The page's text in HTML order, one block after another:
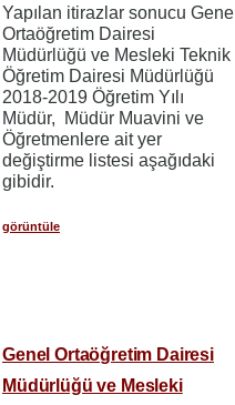
Yapılan itirazlar sonucu Genel
Ortaöğretim Dairesi
Müdürlüğü ve Mesleki Teknik
Öğretim Dairesi Müdürlüğü
2018-2019 Öğretim Yılı
Müdür, Müdür Muavini ve
Öğretmenlere ait yer
değiştirme listesi aşağıdaki
gibidir.
görüntüle
Genel Ortaöğretim Dairesi
Müdürlüğü ve Mesleki